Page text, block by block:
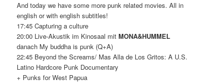
And today we have some more punk related movies. All in
english or with english subtitles!
17:45 Capturing a culture
20:00 Live-Akustik im Kinosaal mitMONA&HUMMEL
danach My buddha is punk (Q+A)
22:45 Beyond the Screams/ Mas Alla de Los Gritos: A U.S.
Latino Hardcore Punk Documentary
+ Punks for West Papua